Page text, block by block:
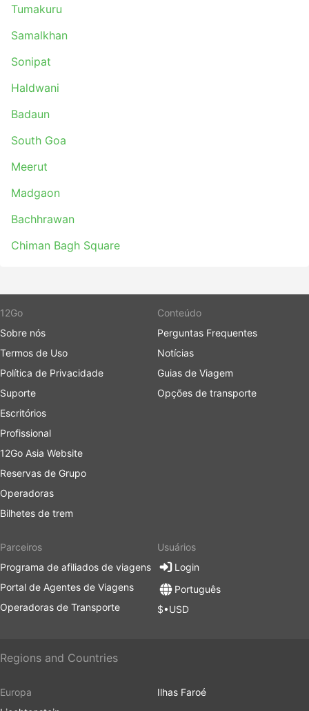
Tumakuru
Samalkhan
Sonipat
Haldwani
Badaun
South Goa
Meerut
Madgaon
Bachhrawan
Chiman Bagh Square
12Go
Sobre nós
Termos de Uso
Política de Privacidade
Suporte
Escritórios
Profissional
12Go Asia Website
Reservas de Grupo
Operadoras
Bilhetes de trem
Conteúdo
Perguntas Frequentes
Notícias
Guias de Viagem
Opções de transporte
Parceiros
Programa de afiliados de viagens
Portal de Agentes de Viagens
Operadoras de Transporte
Usuários
Login
Português
$•USD
Regions and Countries
Europa
Ilhas Faroé